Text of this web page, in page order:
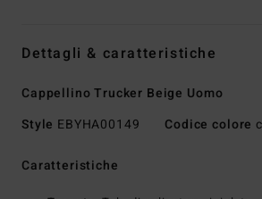
Dettagli & caratteristiche
Cappellino Trucker Beige Uomo
Style EBYHA00149 Codice colore
Caratteristiche